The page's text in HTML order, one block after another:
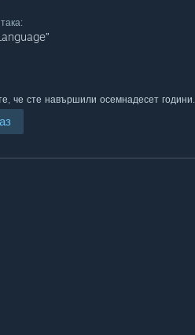
че сте навършили осемнадесет години.